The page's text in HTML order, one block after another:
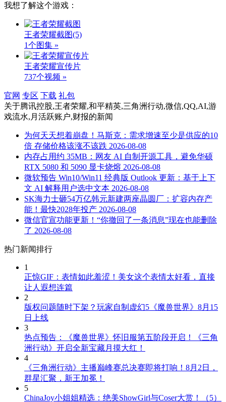
我想了解这个游戏：
王者荣耀截图(5)
1个图集 »
王者荣耀宣传片
737个视频 »
官网 专区 下载 礼包
关于腾讯控股,王者荣耀,和平精英,三角洲行动,微信,QQ,AI,游
戏流水,月活跃账户,财报的新闻
为何天天想着崩盘！马斯克：需求增速至少是供应的10
倍 存储价格该涨不该跌 2026-08-08
内存占用约 35MB：网友 AI 自制开源工具，避免华硕
RTX 5080 和 5090 显卡烧熔 2026-08-08
微软预告 Win10/Win11 经典版 Outlook 更新：基于上下
文 AI 解释用户选中文本 2026-08-08
SK海力士砸54万亿韩元新建两座晶圆厂：扩容内存产
能！最快2028年投产 2026-08-08
微信官宣功能更新！“你撤回了一条消息”现在也能删除
了 2026-08-08
热门新闻排行
1
正惊GIF：表情如此羞涩！美女这个表情太好看，直接
让人遐想连篇
2
版权问题随时下架？玩家自制虚幻5《魔兽世界》8月15
日上线
3
热点预告：《魔兽世界》怀旧服第五阶段开启！《三角
洲行动》开启全新宝藏月摸大红！
4
《三角洲行动》主播巅峰赛总决赛即将打响！8月2日，
群星汇聚，新王加冕！
5
ChinaJoy小姐姐精选：绝美ShowGirl与Coser大赏！（5）